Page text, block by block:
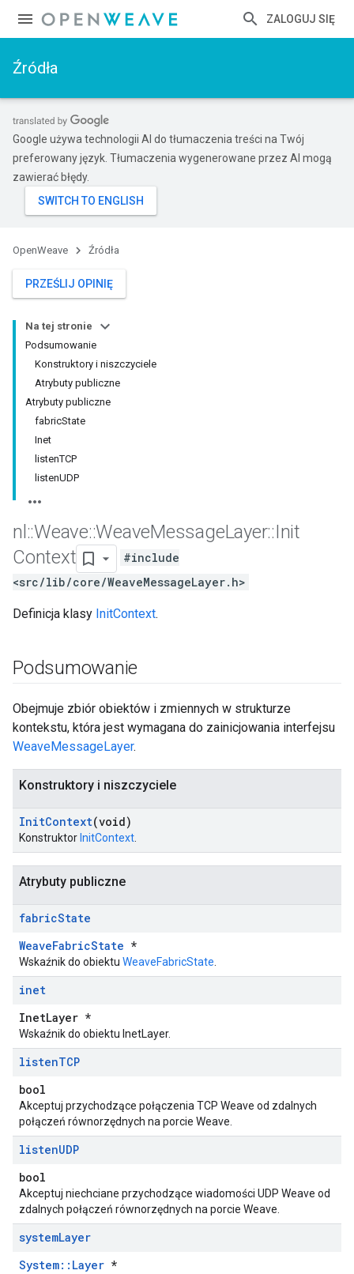
ZALOGUJ SIĘ
Źródła
Google używa technologii AI do tłumaczenia treści na Twój
preferowany język. Tłumaczenia wygenerowane przez AI mogą
zawierać błędy.
OpenWeave Źródła
PRZEŚLIJ OPINIĘ
Na tej stronie
Podsumowanie
Konstruktory i niszczyciele
Atrybuty publiczne
Atrybuty publiczne
fabricState
Inet
listenTCP
listenUDP
nl ::Weave::WeaveMessageLayer::Init
Context
#include
<src/lib/core/WeaveMessageLayer.h>
Definicja klasy InitContext.
Podsumowanie
Obejmuje zbiór obiektów i zmiennych w strukturze
kontekstu, która jest wymagana do zainicjowania interfejsu
WeaveMessageLayer.
Konstruktory i niszczyciele
InitContext(void)
Konstruktor InitContext
Atrybuty publiczne
fabricState
WeaveFabricState *
Wskaźnik do obiektu WeaveFabricState
inet
InetLayer *
Wskaźnik do obiektu InetLayer.
listenTCP
bool
Akceptuj przychodzące połączenia TCP Weave od zdalnych
połączeń równorzędnych na porcie Weave.
listenUDP
bool
Akceptuj niechciane przychodzące wiadomości UDP Weave od
zdalnych połączeń równorzędnych na porcie Weave.
systemLayer
System::Layer *